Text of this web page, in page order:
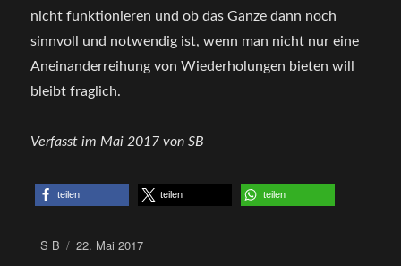
nicht funktionieren und ob das Ganze dann noch
sinnvoll und notwendig ist, wenn man nicht nur eine
Aneinanderreihung von Wiederholungen bieten will
bleibt fraglich.
Verfasst im Mai 2017 von SB
teilen teilen teilen
Author
S B
Posted
22. Mai 2017